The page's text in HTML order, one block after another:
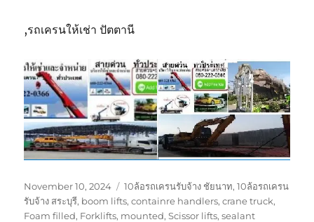
,รถเครนให้เช่า ปัตตานี
Posted
on
November 10, 2024 Tags
10ล้อรถเครนรับจ้าง ชัยนาท,10ล้อรถเครน
รับจ้าง สระบุรี, boom lifts,containre handlers,crane truck,
Foam filled, Forklifts, mounted,Scissor lifts,sealant